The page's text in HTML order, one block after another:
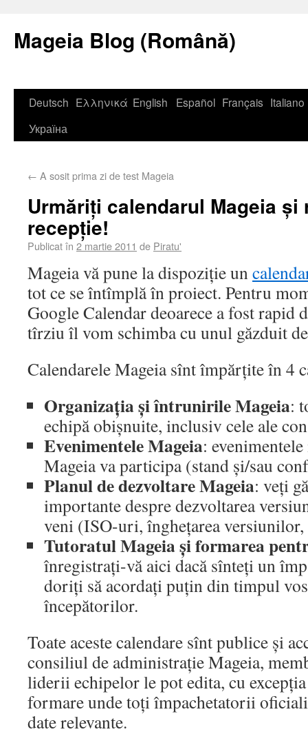
Mageia Blog (Română)
Deutsch Ελληνικά English Español Français Italiano
Україна
← A sosit prima zi de test Mageia
Urmăriți calendarul Mageia și
recepție!
Publicat în 2 martie 2011 de Piratu'
Mageia vă pune la dispoziție un
tot ce se întîmplă în proiect. Pentru
Google Calendar deoarece a fost rapid
tîrziu îl vom schimba cu unul găzduit
Calendarele Mageia sînt împărțite în 4
Organizația și întrunirile Mageia:
echipă obișnuite, inclusiv cele ale
Evenimentele Mageia:
Mageia va participa (stand și/sau
Planul de dezvoltare Mageia: veți
importante despre dezvoltarea
veni (ISO-uri, înghețarea
Tutoratul Mageia și formarea
înregistrați-vă aici dacă sînteți un
doriți să acordați puțin din timpul
începătorilor.
Toate aceste calendare sînt publice și
consiliul de administrație Mageia,
liderii echipelor le pot edita, cu
formare unde toți împachetatorii
date relevante.